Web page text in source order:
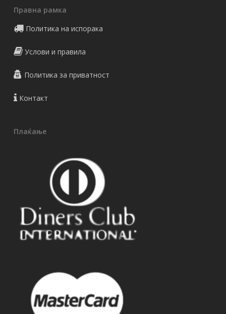
Правна рамка
Политика на испорака
Услови и правила
Политика за приватност
Контакт
Плаќање